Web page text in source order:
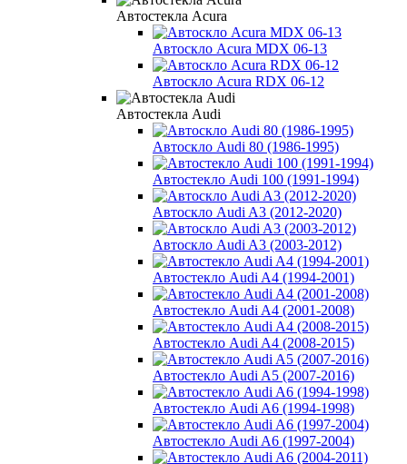
Автостекла Acura
Автоскло Acura MDX 06-13
Автоскло Acura RDX 06-12
Автостекла Audi
Автоскло Audi 80 (1986-1995)
Автостекло Audi 100 (1991-1994)
Автоскло Audi A3 (2012-2020)
Автоскло Audi A3 (2003-2012)
Автостекло Audi A4 (1994-2001)
Автостекло Audi A4 (2001-2008)
Автостекло Audi A4 (2008-2015)
Автостекло Audi A5 (2007-2016)
Автостекло Audi A6 (1994-1998)
Автостекло Audi A6 (1997-2004)